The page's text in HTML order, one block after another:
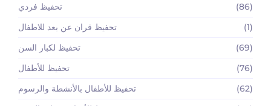
تحفيظ فردي
(86)
تحفيظ قران عن بعد للاطفال
(1)
تحفيظ لكبار السن
(69)
تحفيظ للأطفال
(76)
تحفيظ للأطفال بالأنشطة والرسوم
(62)